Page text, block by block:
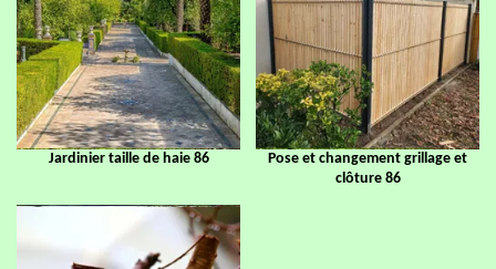
Jardinier taille de haie 86
Pose et changement grillage et
clôture 86